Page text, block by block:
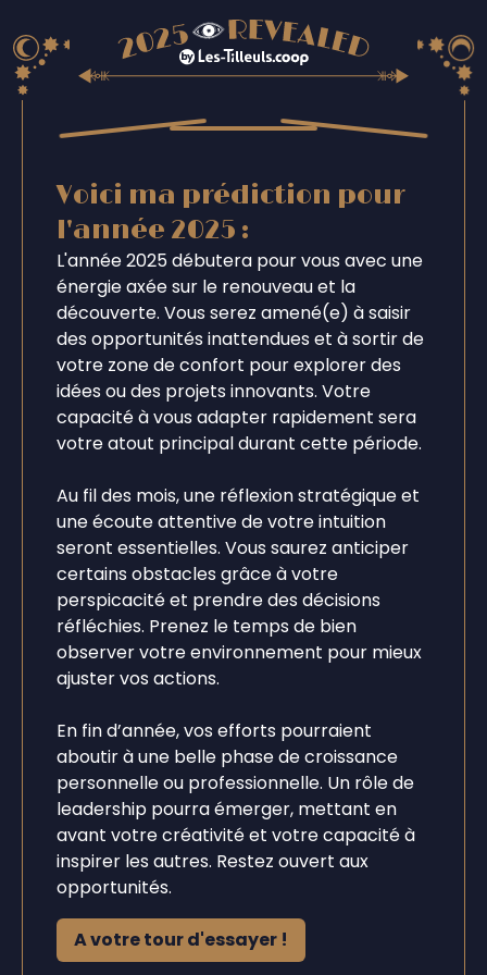
Voici ma prédiction pour
l'année 2025 :
L'année 2025 débutera pour vous avec une
énergie axée sur le renouveau et la
découverte. Vous serez amené(e) à saisir
des opportunités inattendues et à sortir de
votre zone de confort pour explorer des
idées ou des projets innovants. Votre
capacité à vous adapter rapidement sera
votre atout principal durant cette période.
Au fil des mois, une réflexion stratégique et
une écoute attentive de votre intuition
seront essentielles. Vous saurez anticiper
certains obstacles grâce à votre
perspicacité et prendre des décisions
réfléchies. Prenez le temps de bien
observer votre environnement pour mieux
ajuster vos actions.
En fin d’année, vos efforts pourraient
aboutir à une belle phase de croissance
personnelle ou professionnelle. Un rôle de
leadership pourra émerger, mettant en
avant votre créativité et votre capacité à
inspirer les autres. Restez ouvert aux
opportunités.
A votre tour d'essayer !